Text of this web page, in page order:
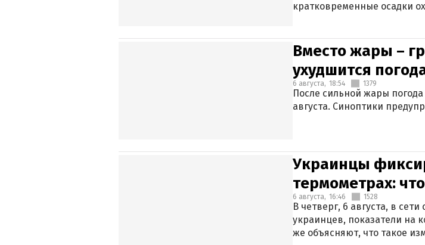
кратковременные осадки
Вместо жары –
ухудшится
6 августа, 18:54 1379
После сильной жары
августа. Синоптики
Украинцы
термометрах:
6 августа, 16:46 1528
В четверг, 6 августа, в
украинцев, показатели на
же объясняют, что такое